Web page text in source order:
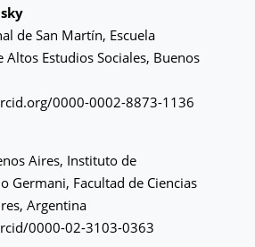
de San Martín, Escuela
Estudios Sociales, Buenos
0000-0002-8873-1136
Aires, Instituto de
Germani, Facultad de Ciencias
Argentina
0000-02-3103-0363